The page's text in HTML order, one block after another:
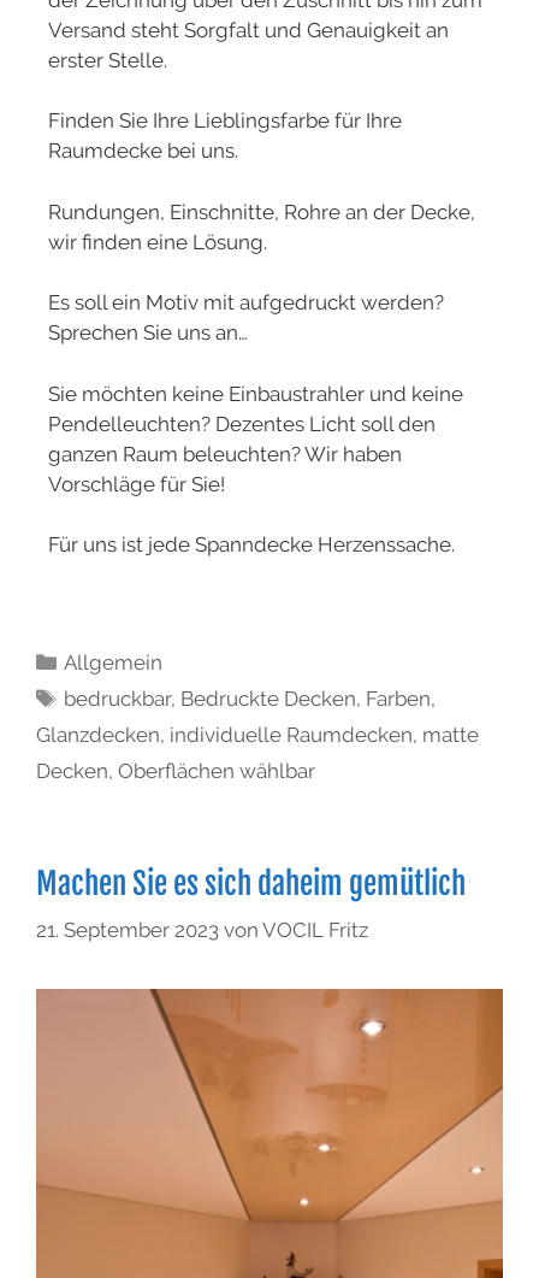
Versand steht Sorgfalt und Genauigkeit an
erster Stelle.
Finden Sie Ihre Lieblingsfarbe für Ihre
Raumdecke bei uns.
Rundungen, Einschnitte, Rohre an der Decke,
wir finden eine Lösung.
Es soll ein Motiv mit aufgedruckt werden?
Sprechen Sie uns an…
Sie möchten keine Einbaustrahler und keine
Pendelleuchten? Dezentes Licht soll den
ganzen Raum beleuchten? Wir haben
Vorschläge für Sie!
Für uns ist jede Spanndecke Herzenssache.
Allgemein
bedruckbar, Bedruckte Decken, Farben,
Glanzdecken, individuelle Raumdecken, matte
Decken, Oberflächen wählbar
Machen Sie es sich daheim gemütlich
21. September 2023 von VOCIL Fritz